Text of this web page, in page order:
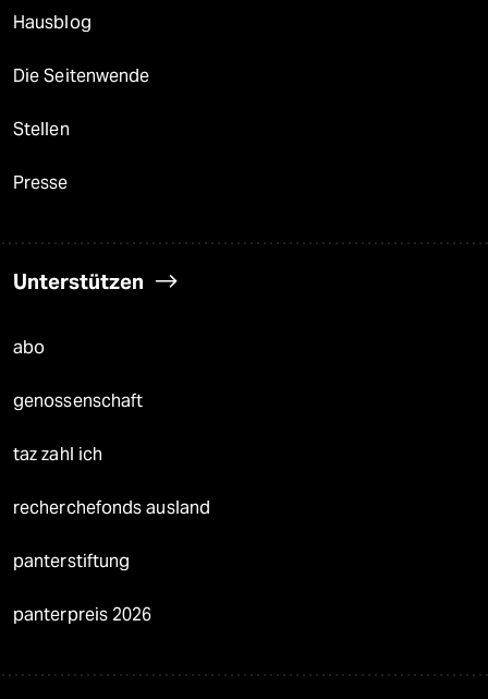
Hausblog
Die Seitenwende
Stellen
Presse
Unterstützen
abo
genossenschaft
taz zahl ich
recherchefonds ausland
panterstiftung
panterpreis 2026